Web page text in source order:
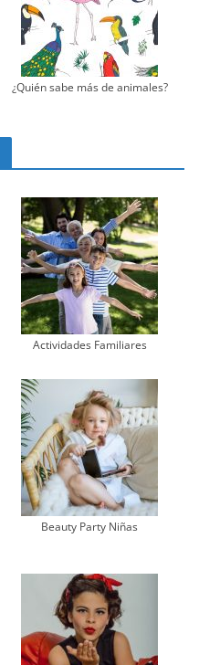
¿Quién sabe más de animales?
Actividades Familiares
Beauty Party Niñas